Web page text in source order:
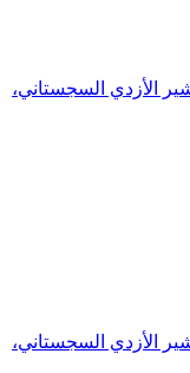
الأزدي السجستاني،
الأزدي السجستاني،